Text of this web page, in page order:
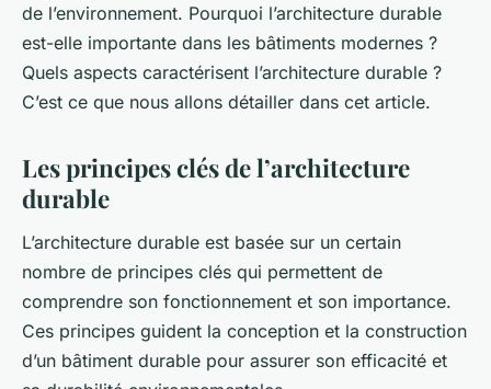
de l’environnement. Pourquoi l’architecture durable
est-elle importante dans les bâtiments modernes ?
Quels aspects caractérisent l’architecture durable ?
C’est ce que nous allons détailler dans cet article.
Les principes clés de l’architecture
durable
L’architecture durable est basée sur un certain
nombre de principes clés qui permettent de
comprendre son fonctionnement et son importance.
Ces principes guident la conception et la construction
d’un bâtiment durable pour assurer son efficacité et